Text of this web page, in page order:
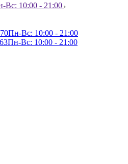
Вс: 10:00 - 21:00
Пн-Вс: 10:00 - 21:00
Пн-Вс: 10:00 - 21:00